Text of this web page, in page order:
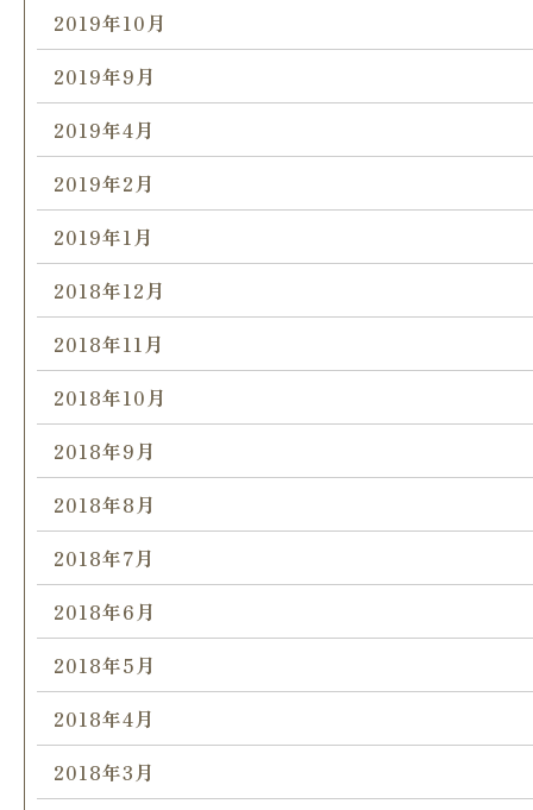
2019年10月
2019年9月
2019年4月
2019年2月
2019年1月
2018年12月
2018年11月
2018年10月
2018年9月
2018年8月
2018年7月
2018年6月
2018年5月
2018年4月
2018年3月